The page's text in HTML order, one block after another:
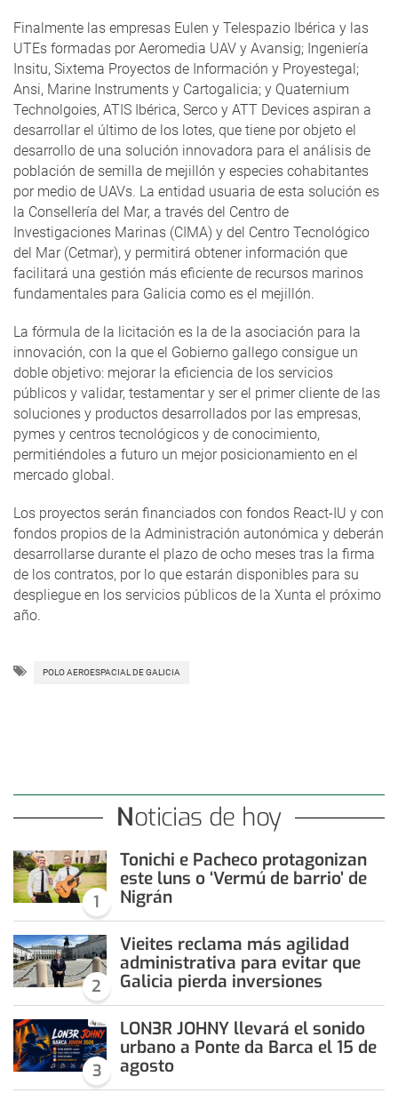
Finalmente las empresas Eulen y Telespazio Ibérica y las
UTEs formadas por Aeromedia UAV y Avansig; Ingeniería
Insitu, Sixtema Proyectos de Información y Proyestegal;
Ansi, Marine Instruments y Cartogalicia; y Quaternium
Technolgoies, ATIS Ibérica, Serco y ATT Devices aspiran a
desarrollar el último de los lotes, que tiene por objeto el
desarrollo de una solución innovadora para el análisis de
población de semilla de mejillón y especies cohabitantes
por medio de UAVs. La entidad usuaria de esta solución es
la Consellería del Mar, a través del Centro de
Investigaciones Marinas (CIMA) y del Centro Tecnológico
del Mar (Cetmar), y permitirá obtener información que
facilitará una gestión más eficiente de recursos marinos
fundamentales para Galicia como es el mejillón.
La fórmula de la licitación es la de la asociación para la
innovación, con la que el Gobierno gallego consigue un
doble objetivo: mejorar la eficiencia de los servicios
públicos y validar, testamentar y ser el primer cliente de las
soluciones y productos desarrollados por las empresas,
pymes y centros tecnológicos y de conocimiento,
permitiéndoles a futuro un mejor posicionamiento en el
mercado global.
Los proyectos serán financiados con fondos React-IU y con
fondos propios de la Administración autonómica y deberán
desarrollarse durante el plazo de ocho meses tras la firma
de los contratos, por lo que estarán disponibles para su
despliegue en los servicios públicos de la Xunta el próximo
año.
POLO AEROESPACIAL DE GALICIA
Noticias de hoy
1
Tonichi e Pacheco protagonizan
este luns o ‘Vermú de barrio’ de
Nigrán
2
Vieites reclama más agilidad
administrativa para evitar que
Galicia pierda inversiones
3
LON3R JOHNY llevará el sonido
urbano a Ponte da Barca el 15 de
agosto